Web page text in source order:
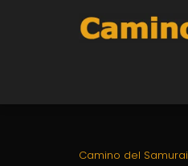
Camino del Samurai